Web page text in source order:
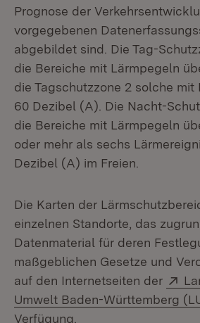
Prognose der
vorgegebenen
abgebildet sind. Die Tag-
die Bereiche mit Lärmpegeln
die Tagschutzzone 2 solche
60 Dezibel (A). Die Nacht-
die Bereiche mit Lärmpegeln
oder mehr als sechs
Dezibel (A) im Freien.
Die Karten der
einzelnen Standorte, das
Datenmaterial für deren
maßgeblichen Gesetze und
auf den Internetseiten der
Umwelt Baden-Württemberg
Verfügung.